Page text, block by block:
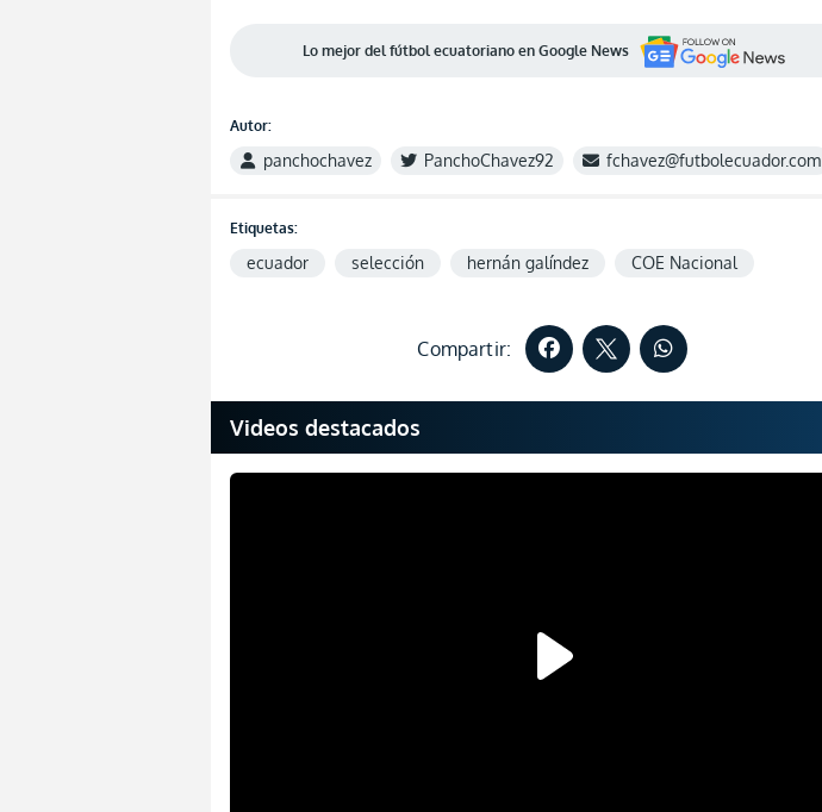
Lo mejor del fútbol ecuatoriano en Google News
Autor:
panchochavez PanchoChavez92 fchavez@futbolecuador.com
Etiquetas:
ecuador selección hernán galíndez COE Nacional
Compartir:
Videos destacados